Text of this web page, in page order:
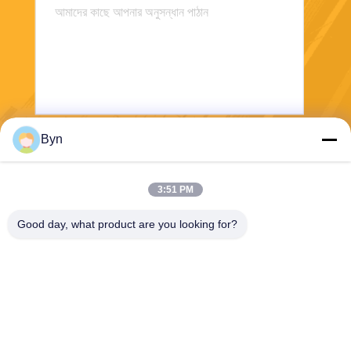
Byn
3:51 PM
Good day, what product are you looking for?